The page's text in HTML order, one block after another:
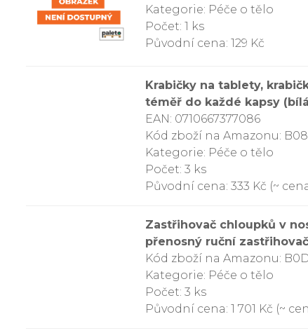
Kategorie: Péče o tělo
Počet: 1 ks
Původní cena: 129 Kč
Krabičky na tablety,
téměř do každé kapsy
EAN: 0710667377086
Kód zboží na Amazonu:
Kategorie: Péče o tělo
Počet: 3 ks
Původní cena: 333 Kč (~ cena
Zastřihovač chloupků v
přenosný ruční
Kód zboží na Amazonu:
Kategorie: Péče o tělo
Počet: 3 ks
Původní cena: 1 701 Kč (~